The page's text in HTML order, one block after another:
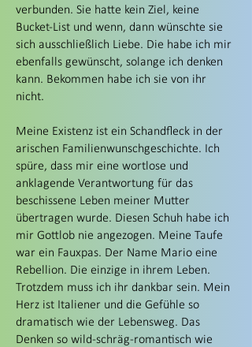
verbunden. Sie hatte kein Ziel, keine
Bucket-List und wenn, dann wünschte sie
sich ausschließlich Liebe. Die habe ich mir
ebenfalls gewünscht, solange ich denken
kann. Bekommen habe ich sie von ihr
nicht.
Meine Existenz ist ein Schandfleck in der
arischen Familienwunschgeschichte. Ich
spüre, dass mir eine wortlose und
anklagende Verantwortung für das
beschissene Leben meiner Mutter
übertragen wurde. Diesen Schuh habe ich
mir Gottlob nie angezogen. Meine Taufe
war ein Fauxpas. Der Name Mario eine
Rebellion. Die einzige in ihrem Leben.
Trotzdem muss ich ihr dankbar sein. Mein
Herz ist Italiener und die Gefühle so
dramatisch wie der Lebensweg. Das
Denken so wild-schräg-romantisch wie